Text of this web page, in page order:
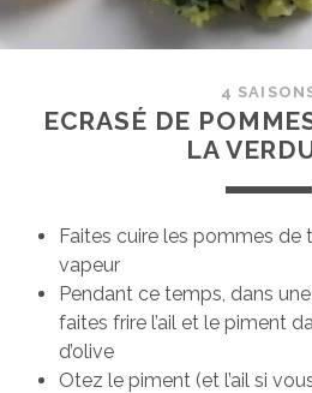
4
ECRASÉ DE
LA
Faites cuire les pommes de
vapeur
Pendant ce temps, dans
faites frire l’ail et le piment
d’olive
Otez le piment (et l’ail si